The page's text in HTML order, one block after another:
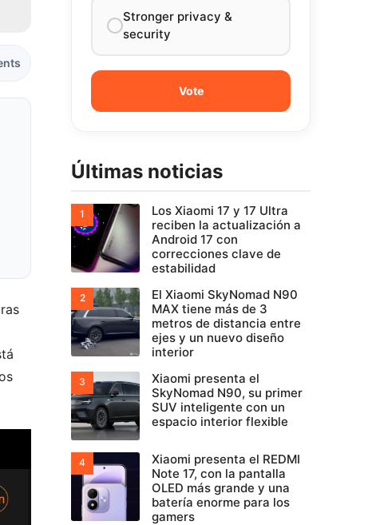
Stronger privacy &
security
Últimas noticias
Los Xiaomi 17 y 17 Ultra
reciben la actualización a
Android 17 con
correcciones clave de
estabilidad
El Xiaomi SkyNomad N90
MAX tiene más de 3
metros de distancia entre
ejes y un nuevo diseño
interior
Xiaomi presenta el
SkyNomad N90, su primer
SUV inteligente con un
espacio interior flexible
Xiaomi presenta el REDMI
Note 17, con la pantalla
OLED más grande y una
batería enorme para los
gamers